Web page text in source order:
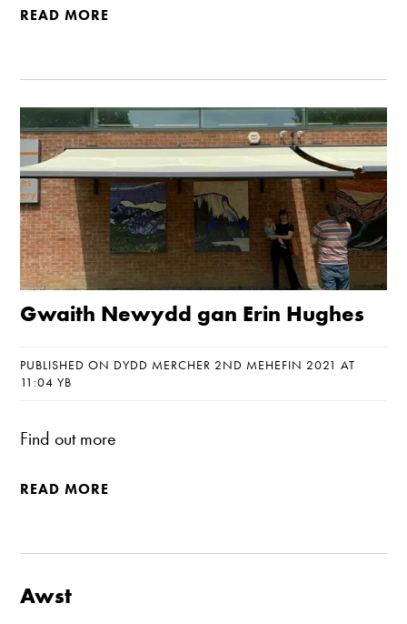
READ MORE
Gwaith Newydd gan Erin Hughes
PUBLISHED ON DYDD MERCHER 2ND MEHEFIN 2021 AT
11:04 YB
Find out more
READ MORE
Awst